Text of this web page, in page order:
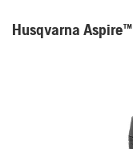
Husqvarna